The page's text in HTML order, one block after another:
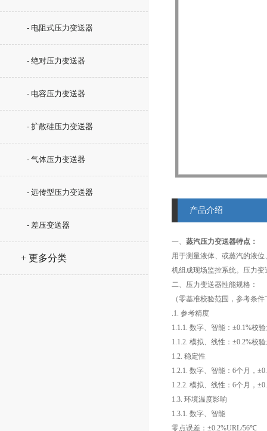
- 电阻式压力变送器
- 绝对压力变送器
- 电容压力变送器
- 扩散硅压力变送器
- 气体压力变送器
- 远传型压力变送器
- 差压变送器
+ 更多分类
产品介绍
一、 蒸汽压力变送器特点：
用于测量液体、或蒸汽的液
机组成现场监控系统。压力
二、压力变送器性能规格：
（零基准校验范围，参考条
.1. 参考精度
1.1.1. 数字、智能：±0.1%校
1.1.2. 模拟、线性：±0.2%校
1.2. 稳定性
1.2.1. 数字、智能：6个月，
1.2.2. 模拟、线性：6个月，
1.3. 环境温度影响
1.3.1. 数字、智能
零点误差：±0.2%URL/56℃